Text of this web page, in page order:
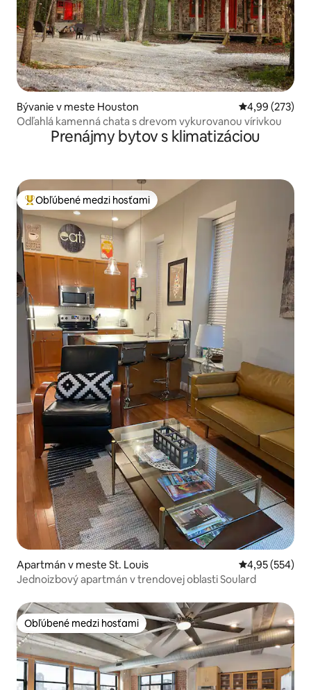
Bývanie v meste Houston Priemerné
4,99 (273)
Odľahlá kamenná chata s drevom vykurovanou vírivkou
Prenájmy bytov s klimatizáciou
Najobľúbenejšie medzi hosťami
Obľúbené medzi hosťami
Apartmán v meste St. Louis Priemerné
4,95 (554)
Jednoizbový apartmán v trendovej oblasti Soulard
Obľúbené medzi hosťami
Obľúbené medzi hosťami